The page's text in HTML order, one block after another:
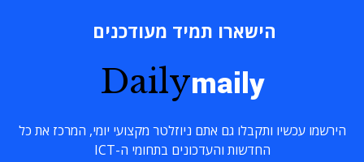
הישארו תמיד מעודכנים
Dailymaily
הירשמו עכשיו ותקבלו גם אתם ניוזלטר מקצועי יומי, המרכז את כל
החדשות והעדכונים בתחומי ה-ICT